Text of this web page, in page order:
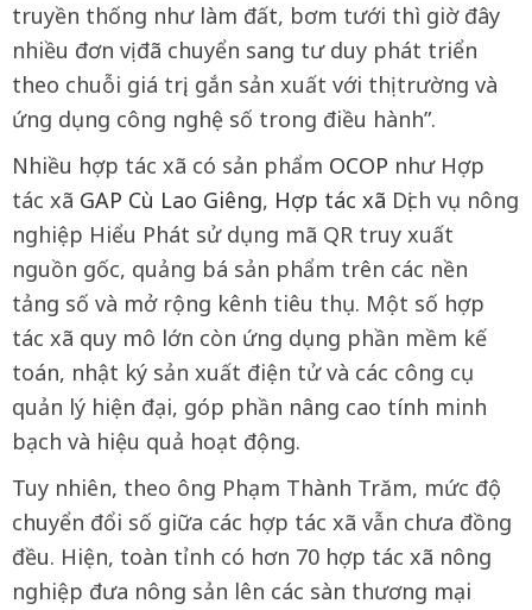
truyền thống như làm đất, bơm tưới thì giờ đây
nhiều đơn vị đã chuyển sang tư duy phát triển
theo chuỗi giá trị, gắn sản xuất với thị trường và
ứng dụng công nghệ số trong điều hành”.
Nhiều hợp tác xã có sản phẩm OCOP như Hợp
tác xã GAP Cù Lao Giêng, Hợp tác xã Dịch vụ nông
nghiệp Hiểu Phát sử dụng mã QR truy xuất
nguồn gốc, quảng bá sản phẩm trên các nền
tảng số và mở rộng kênh tiêu thụ. Một số hợp
tác xã quy mô lớn còn ứng dụng phần mềm kế
toán, nhật ký sản xuất điện tử và các công cụ
quản lý hiện đại, góp phần nâng cao tính minh
bạch và hiệu quả hoạt động.
Tuy nhiên, theo ông Phạm Thành Trăm, mức độ
chuyển đổi số giữa các hợp tác xã vẫn chưa đồng
đều. Hiện, toàn tỉnh có hơn 70 hợp tác xã nông
nghiệp đưa nông sản lên các sàn thương mại